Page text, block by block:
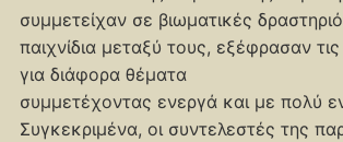
συμμετείχαν σε βιωματικές
παιχνίδια μεταξύ τους, εξέφρασαν
για διάφορα θέματα
συμμετέχοντας ενεργά και με πολύ
Συγκεκριμένα, οι συντελεστές της